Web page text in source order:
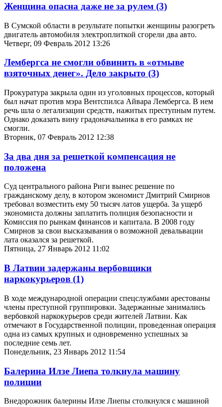
Женщина опасна даже не за рулем (3)
В Сумской области в результате попытки женщины разогреть
двигатель автомобиля электроплиткой сгорели два авто.
Четверг, 09 Февраль 2012 13:26
Лембергса не смогли обвинить в «отмыве
взяточных денег». Дело закрыто (3)
Прокуратура закрыла один из уголовных процессов, который
был начат против мэра Вентспилса Айвара Лембергса. В нем
речь шла о легализации средств, нажитых преступным путем.
Однако доказать вину градоначальника в его рамках не
смогли.
Вторник, 07 Февраль 2012 12:38
За два дня за решеткой компенсация не
положена
Суд центрального района Риги вынес решение по
гражданскому делу, в котором экономист Дмитрий Смирнов
требовал возместить ему 50 тысяч латов ущерба. За ущерб
экономиста должны заплатить полиция безопасности и
Комиссия по рынкам финансов и капитала. В 2008 году
Смирнов за свои высказывания о возможной девальвации
лата оказался за решеткой.
Пятница, 27 Январь 2012 11:02
В Латвии задержаны вербовщики
наркокурьеров (1)
В ходе международной операции спецслужбами арестованы
члены преступной группировки. Задержанные занимались
вербовкой наркокурьеров среди жителей Латвии. Как
отмечают в Государственной полиции, проведенная операция
одна из самых крупных и одновременно успешных за
последние семь лет.
Понедельник, 23 Январь 2012 11:54
Балерина Илзе Лиепа толкнула машину
полиции
Внедорожник балерины Илзе Лиепы столкнулся с машиной